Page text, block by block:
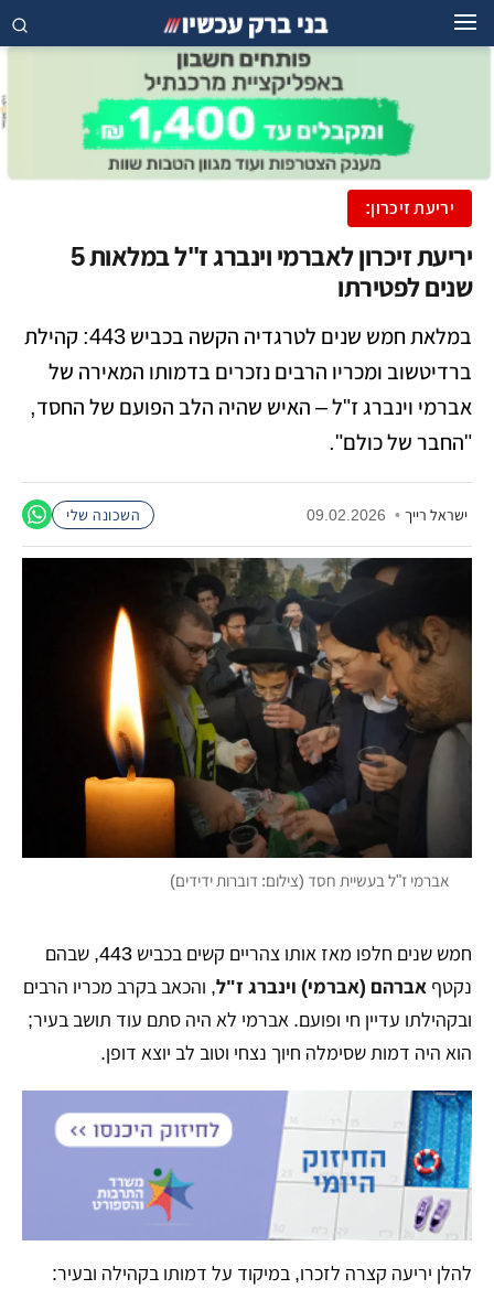
יריעת זיכרון:
יריעת זיכרון לאברמי וינברג ז"ל במלאות 5
שנים לפטירתו
במלאת חמש שנים לטרגדיה הקשה בכביש 443: קהילת
ברדיטשוב ומכריו הרבים נזכרים בדמותו המאירה של
אברמי וינברג ז"ל – האיש שהיה הלב הפועם של החסד,
"החבר של כולם".
ישראל רייך •
09.02.2026 השכונה שלי
אברמי ז"ל בעשיית חסד (צילום: דוברות ידידים)
חמש שנים חלפו מאז אותו צהריים קשים בכביש 443, שבהם
נקטף אברהם (אברמי) וינברג ז"ל, והכאב בקרב מכריו הרבים
ובקהילתו עדיין חי ופועם. אברמי לא היה סתם עוד תושב בעיר;
הוא היה דמות שסימלה חיוך נצחי וטוב לב יוצא דופן.
להלן יריעה קצרה לזכרו, במיקוד על דמותו בקהילה ובעיר: